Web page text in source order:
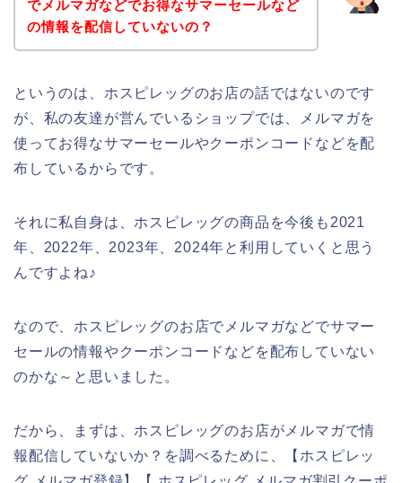
でメルマガなどでお得なサマーセールなど
の情報を配信していないの？
というのは、ホスピレッグのお店の話ではないのです
が、私の友達が営んでいるショップでは、メルマガを
使ってお得なサマーセールやクーポンコードなどを配
布しているからです。
それに私自身は、ホスピレッグの商品を今後も2021
年、2022年、2023年、2024年と利用していくと思う
んですよね♪
なので、ホスピレッグのお店でメルマガなどでサマー
セールの情報やクーポンコードなどを配布していない
のかな～と思いました。
だから、まずは、ホスピレッグのお店がメルマガで情
報配信していないか？を調べるために、【ホスピレッ